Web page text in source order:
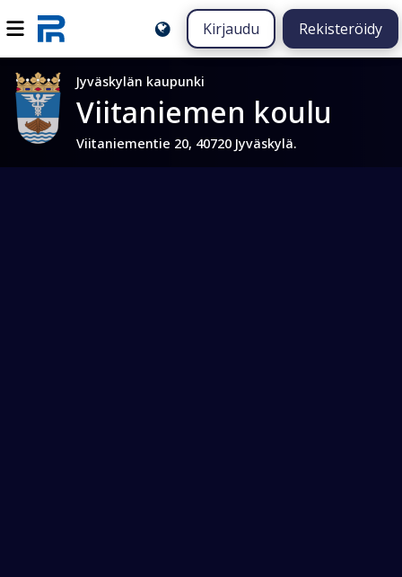
Kirjaudu Rekisteröidy
Jyväskylän kaupunki
Viitaniemen koulu
Viitaniementie 20, 40720 Jyväskylä.